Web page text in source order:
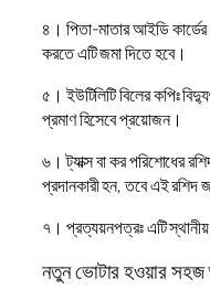
৪। পিতা-মাতার আইডি কার্ডের
করতে এটি জমা দিতে হবে।
৫। ইউটিলিটি বিলের কপিঃ
প্রমাণ হিসেবে প্রয়োজন।
৬। ট্যাক্স বা কর পরিশোধের
প্রদানকারী হন, তবে এই রশিদ
৭। প্রত্যয়নপত্রঃ এটি
নতুন ভোটার হওয়ার সহজ